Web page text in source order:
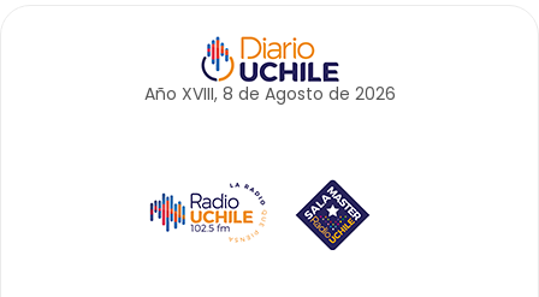
Año XVIII, 8 de Agosto de 2026